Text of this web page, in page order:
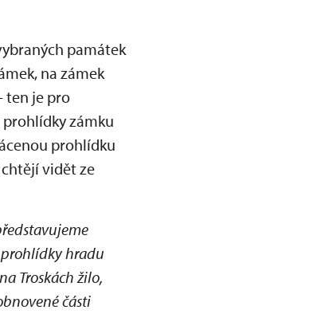
památek
na zámek
ten je pro
zámku
prohlídku
vidět ze
prohlídky hradu
Troskách žilo,
části